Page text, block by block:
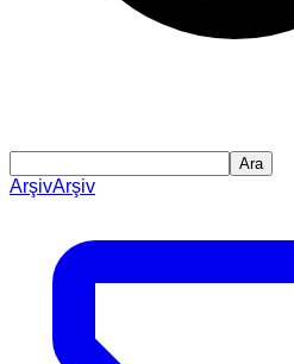
Ara
ArşivArşiv